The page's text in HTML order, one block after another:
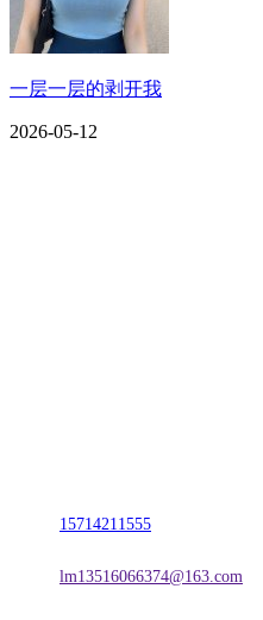
一层一层的剥开我
2026-05-12
15714211555
lm13516066374@163.com